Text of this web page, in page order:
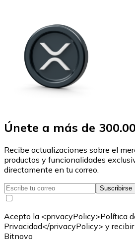
Únete a más de
Recibe actualizaciones sobre el
productos y funcionalidades
directamente en tu correo.
Suscribirse
Acepto la <privacyPolicy>Política
Privacidad</privacyPolicy> y
Bitnovo